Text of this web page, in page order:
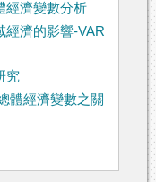
經濟變數分析
經濟的影響-VAR
究
體經濟變數之關